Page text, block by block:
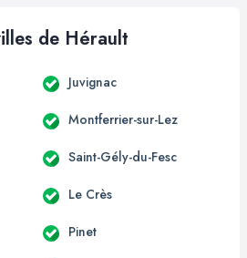
de Hérault
Juvignac
Montferrier-sur-Lez
Saint-Gély-du-Fesc
Le Crès
Pinet